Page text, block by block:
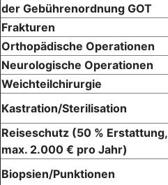
der Gebührenordnung GOT
Frakturen
Orthopädische Operationen
Neurologische Operationen
Weichteilchirurgie
Kastration/Sterilisation
Reiseschutz (50 % Erstattung,
max. 2.000 € pro Jahr)
Biopsien/Punktionen